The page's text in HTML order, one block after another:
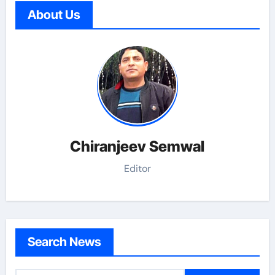
About Us
Chiranjeev Semwal
Editor
Search News